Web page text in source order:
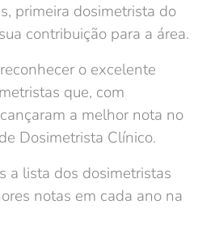
primeira dosimetrista do
contribuição para a área.
o excelente
que, com
a melhor nota no
Dosimetrista Clínico.
a lista dos dosimetristas
notas em cada ano na